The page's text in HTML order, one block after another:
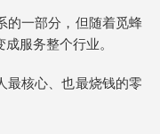
的一部分，但随着觅蜂
服务整个行业。
最核心、也最烧钱的零